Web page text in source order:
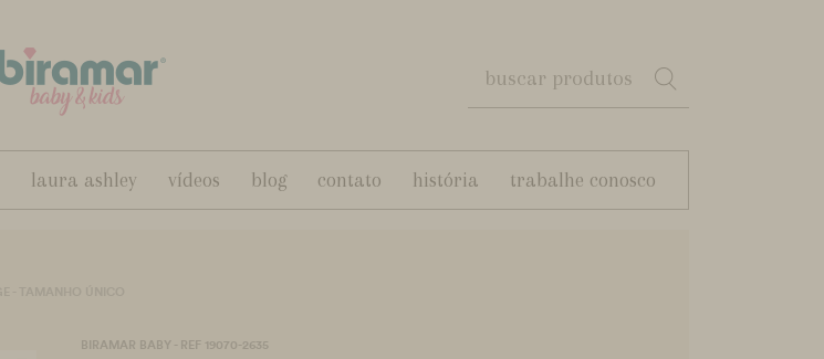
laura ashley vídeos blog contato história trabalhe conosco
BIRAMAR BABY - REF 19070-2635